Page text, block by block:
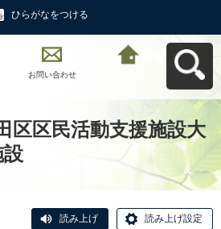
ひらがなをつける
お問い合わせ
区区民活動支援施設大
設
読み上げ 読み上げ設定